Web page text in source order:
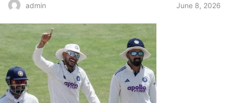
admin June 8, 2026